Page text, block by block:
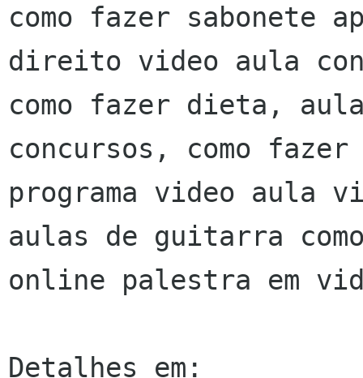
como fazer sabonete
direito video aula
como fazer dieta,
concursos, como
programa video aula
aulas de guitarra
online palestra em